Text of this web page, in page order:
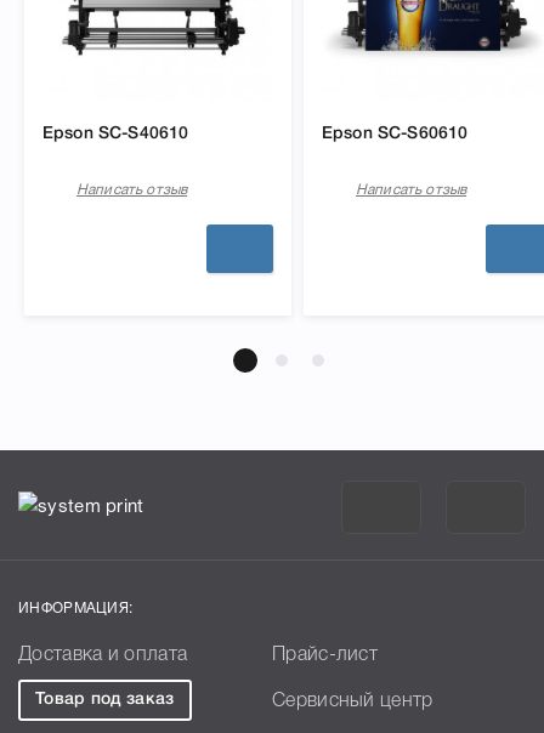
Epson SC-S40610
Написать отзыв
Epson SC-S60610
Написать отзыв
ИНФОРМАЦИЯ:
Доставка и оплата Прайс-лист
Товар под заказ Сервисный центр